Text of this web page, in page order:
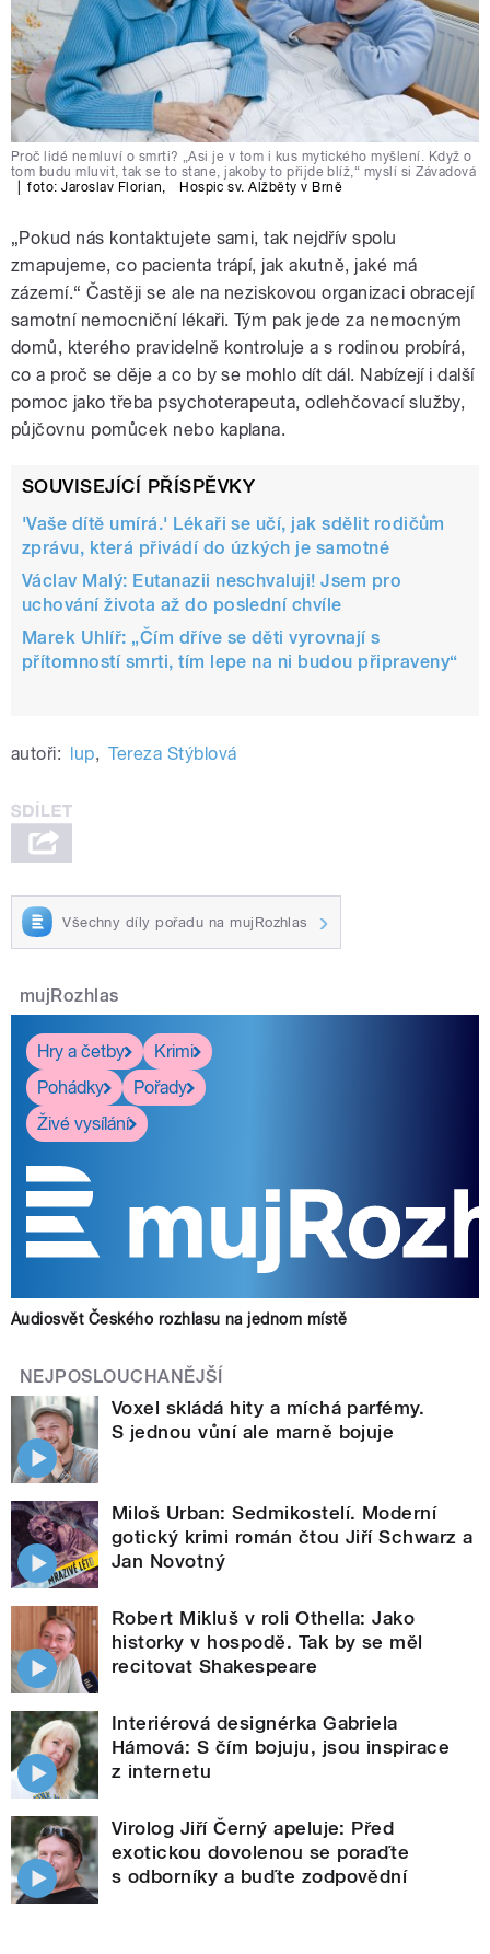
Proč lidé nemluví o smrti? „Asi je v tom i kus mytického myšlení. Když o
tom budu mluvit, tak se to stane, jakoby to přijde blíž,“ myslí si Závadová
foto:Jaroslav Florian, Hospic sv. Alžběty v Brně
„Pokud nás kontaktujete sami, tak nejdřív spolu
zmapujeme, co pacienta trápí, jak akutně, jaké má
zázemí.“ Častěji se ale na neziskovou organizaci obracejí
samotní nemocniční lékaři. Tým pak jede za nemocným
domů, kterého pravidelně kontroluje a s rodinou probírá,
co a proč se děje a co by se mohlo dít dál. Nabízejí i další
pomoc jako třeba psychoterapeuta, odlehčovací služby,
půjčovnu pomůcek nebo kaplana.
SOUVISEJÍCÍ PŘÍSPĚVKY
'Vaše dítě umírá.' Lékaři se učí, jak sdělit rodičům
zprávu, která přivádí do úzkých je samotné
Václav Malý: Eutanazii neschvaluji! Jsem pro
uchování života až do poslední chvíle
Marek Uhlíř: „Čím dříve se děti vyrovnají s
přítomností smrti, tím lepe na ni budou připraveny“
autoři: lup, Tereza Stýblová
Všechny díly pořadu na mujRozhlas
mujRozhlas
Hry a četby
Krimi
Pohádky
Pořady
Živé vysílání
Audiosvět Českého rozhlasu na jednom místě
NEJPOSLOUCHANĚJŠÍ
Voxel skládá hity a míchá parfémy.
S jednou vůní ale marně bojuje
Miloš Urban: Sedmikostelí. Moderní
gotický krimi román čtou Jiří Schwarz a
Jan Novotný
Robert Mikluš v roli Othella: Jako
historky v hospodě. Tak by se měl
recitovat Shakespeare
Interiérová designérka Gabriela
Hámová: S čím bojuju, jsou inspirace
z internetu
Virolog Jiří Černý apeluje: Před
exotickou dovolenou se poraďte
s odborníky a buďte zodpovědní